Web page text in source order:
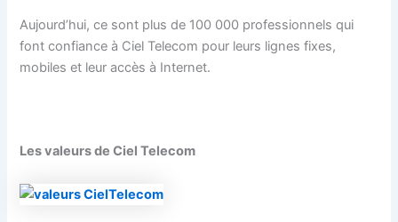
Aujourd’hui, ce sont plus de 100 000 professionnels qui
font confiance à Ciel Telecom pour leurs lignes fixes,
mobiles et leur accès à Internet.
Les valeurs de Ciel Telecom